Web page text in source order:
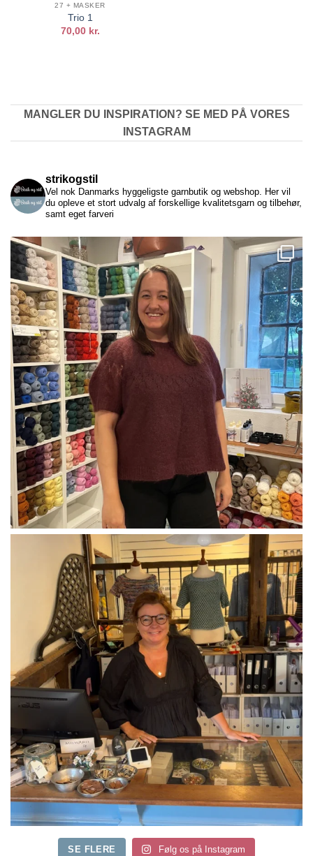
27 + MASKER
Trio 1
70,00 kr.
MANGLER DU INSPIRATION? SE MED PÅ VORES
INSTAGRAM
strikogstil
Vel nok Danmarks hyggeligste garnbutik og webshop. Her vil
du opleve et stort udvalg af forskellige kvalitetsgarn og tilbehør,
samt eget farveri
SE FLERE Følg os på Instagram